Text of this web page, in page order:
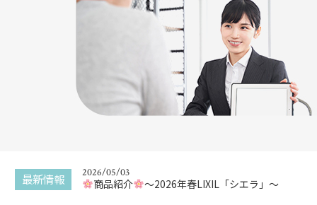
最新情報
2025/12/22
給湯器の追い焚き配管一つ穴と二つ穴の違い
2026/05/03
商品紹介 〜2026年春LIXIL「シエラ」〜